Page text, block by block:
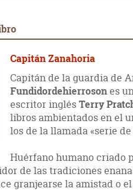
Capitán Zanahoria
Capitán de la guardia de
Fundidordehierrosones
escritor inglésTerry
libros ambientados en el
los de la llamada «serie
Huérfano humano criado
de las tradiciones
granjearse la amistad o